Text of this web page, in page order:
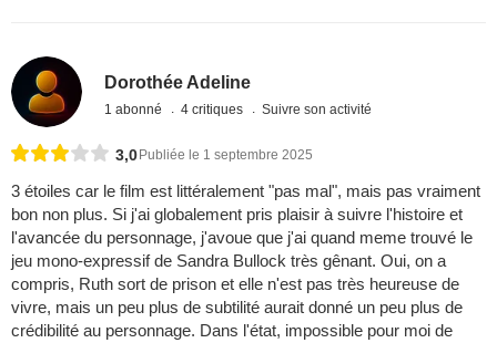
Dorothée Adeline
1 abonné 4 critiques Suivre son activité
3,0 Publiée le 1 septembre 2025
3 étoiles car le film est littéralement "pas mal", mais pas vraiment
bon non plus. Si j'ai globalement pris plaisir à suivre l'histoire et
l'avancée du personnage, j'avoue que j'ai quand meme trouvé le
jeu mono-expressif de Sandra Bullock très gênant. Oui, on a
compris, Ruth sort de prison et elle n'est pas très heureuse de
vivre, mais un peu plus de subtilité aurait donné un peu plus de
crédibilité au personnage. Dans l'état, impossible pour moi de